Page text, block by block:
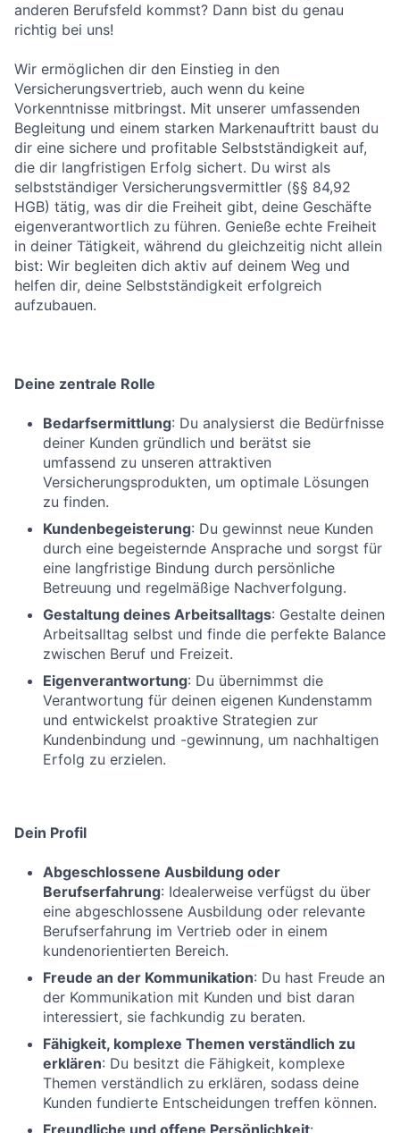
anderen Berufsfeld kommst? Dann bist du genau
richtig bei uns!
Wir ermöglichen dir den Einstieg in den
Versicherungsvertrieb, auch wenn du keine
Vorkenntnisse mitbringst. Mit unserer umfassenden
Begleitung und einem starken Markenauftritt baust du
dir eine sichere und profitable Selbstständigkeit auf,
die dir langfristigen Erfolg sichert. Du wirst als
selbstständiger Versicherungsvermittler (§§ 84,92
HGB) tätig, was dir die Freiheit gibt, deine Geschäfte
eigenverantwortlich zu führen. Genieße echte Freiheit
in deiner Tätigkeit, während du gleichzeitig nicht allein
bist: Wir begleiten dich aktiv auf deinem Weg und
helfen dir, deine Selbstständigkeit erfolgreich
aufzubauen.
Deine zentrale Rolle
Bedarfsermittlung: Du analysierst die Bedürfnisse
deiner Kunden gründlich und berätst sie
umfassend zu unseren attraktiven
Versicherungsprodukten, um optimale Lösungen
zu finden.
Kundenbegeisterung: Du gewinnst neue Kunden
durch eine begeisternde Ansprache und sorgst für
eine langfristige Bindung durch persönliche
Betreuung und regelmäßige Nachverfolgung.
Gestaltung deines Arbeitsalltags: Gestalte deinen
Arbeitsalltag selbst und finde die perfekte Balance
zwischen Beruf und Freizeit.
Eigenverantwortung: Du übernimmst die
Verantwortung für deinen eigenen Kundenstamm
und entwickelst proaktive Strategien zur
Kundenbindung und -gewinnung, um nachhaltigen
Erfolg zu erzielen.
Dein Profil
Abgeschlossene Ausbildung oder
Berufserfahrung: Idealerweise verfügst du über
eine abgeschlossene Ausbildung oder relevante
Berufserfahrung im Vertrieb oder in einem
kundenorientierten Bereich.
Freude an der Kommunikation: Du hast Freude an
der Kommunikation mit Kunden und bist daran
interessiert, sie fachkundig zu beraten.
Fähigkeit, komplexe Themen verständlich zu
erklären: Du besitzt die Fähigkeit, komplexe
Themen verständlich zu erklären, sodass deine
Kunden fundierte Entscheidungen treffen können.
Freundliche und offene Persönlichkeit: